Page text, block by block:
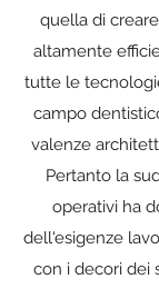
quella di
altamente
tutte le
campo
valenze
Pertanto la
operativi ha
dell'esigenze
con i decori dei